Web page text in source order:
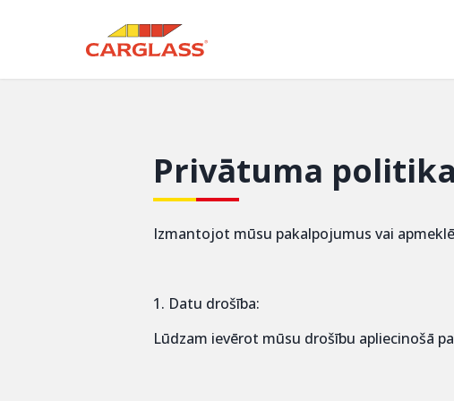
Privātuma politika
Izmantojot mūsu pakalpojumus vai
1. Datu drošība:
Lūdzam ievērot mūsu drošību apliecinošā